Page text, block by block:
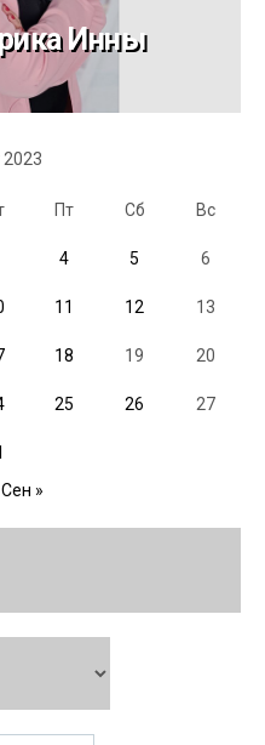
Инны
2023
Пт Сб Вс
4 5 6
11 12 13
18 19 20
25 26 27
Сен »